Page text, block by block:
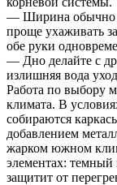
— Ширина обычно
проще ухаживать
обе руки
— Дно делайте с
излишняя вода
Работа по выбору
климата. В
собираются
добавлением
жарком южном
элементах: темный
защитит от